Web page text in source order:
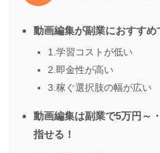
動画編集が副業におすすめ
1.学習コストが低い
2.即金性が高い
3.稼ぐ選択肢の幅が広い
動画編集は副業で5万円～
指せる！